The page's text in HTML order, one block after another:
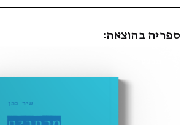
ספריה בהוצאה: